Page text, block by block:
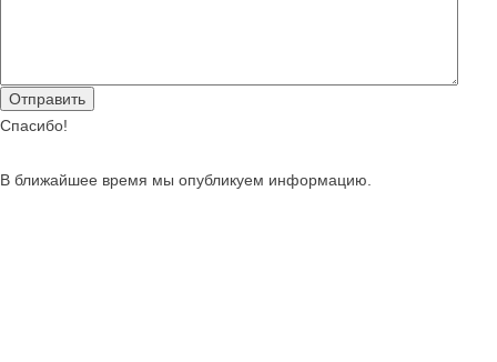
Спасибо!
В ближайшее время мы опубликуем информацию.